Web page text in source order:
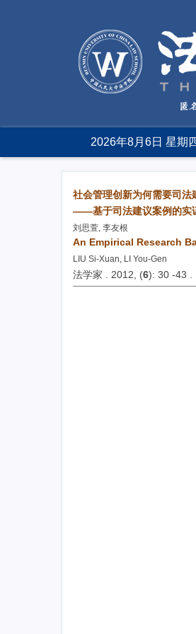
2026年8月6日 星期
社会管理创新为何需要司法
——基于司法建议案例的实
刘思萱, 李友根
An Empirical Research
LIU Si-Xuan, LI You-Gen
法学家 . 2012, (6): 30 -43 .